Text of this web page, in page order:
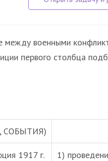
между военными
первого столбца
СОБЫТИЯ)
1917 г.
1)